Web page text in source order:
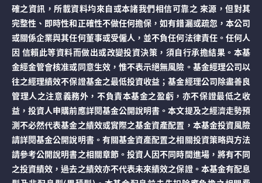
確之資訊，所載資料均來自或本諸我們相信可靠之 來源，但對其
完整性、即時性和正確性不做任何擔保，如有錯漏或疏忽，本公司
或關係企業與其任何董事或受僱人，並不負任何法律責任。任何人
因 信賴此等資料而做出或改變投資決策，須自行承擔結果。本基
金經金管會核准或同意生效，惟不表示絕無風險。基金經理公司以
往之經理績效不保證基金之最低投資收益；基金經理公司除盡善良
管理人之注意義務外，不負責本基金之盈虧，亦不保證最低之收
益，投資人申購前應詳閱基金公開說明書。本文提及之經濟走勢預
測不必然代表基金之績效或實際之基金資產配置，本基金投資風險
請詳閱基金公開說明書。有關基金資產配置之相關投資策略與方法
請參考公開說明書之相關章節。投資人因不同時間進場，將有不同
之投資績效，過去之績效亦不代表未來績效之保證。本基金有配息